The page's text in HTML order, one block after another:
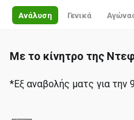
Ανάλυση Γενικά
Με το κίνητρο της
*Εξ αναβολής ματς για την